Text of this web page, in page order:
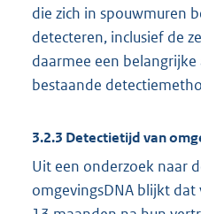
die zich in spouwmuren
detecteren, inclusief de
daarmee een
bestaande
3.2.3 Detectietijd van
Uit een onderzoek naar
omgevingsDNA blijkt